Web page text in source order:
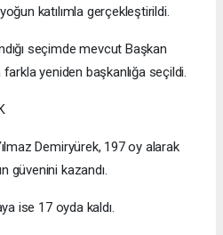
katılımla gerçekleştirildi.
seçimde mevcut Başkan
farkla yeniden başkanlığa seçildi.
Demiryürek, 197 oy alarak
güvenini kazandı.
ise 17 oyda kaldı.